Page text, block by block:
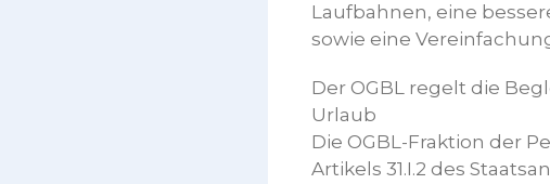
Laufbahnen, eine
sowie eine
Der OGBL regelt die
Urlaub
Die OGBL-Fraktion der
Artikels 31.I.2 des